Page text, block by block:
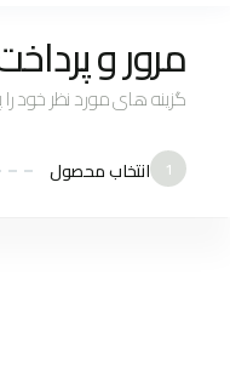
مرور و
گزینه های مورد نظر خود
1 انتخاب محصول